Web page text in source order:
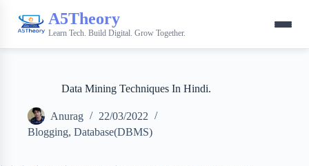
A5Theory
Learn Tech. Build Digital. Grow Together.
Data Mining Techniques In Hindi.
Anurag
22/03/2022
Blogging, Database(DBMS)